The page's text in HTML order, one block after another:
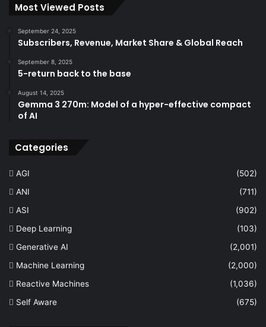
Most Viewed Posts
September 24, 2025
Subscribers, Revenue, Market Share & Global Reach
September 8, 2025
5-return back to the base
August 14, 2025
Gemma 3 270m: Model of a hyper-effective compact
of AI
Categories
AGI
(502)
ANI
(711)
ASI
(902)
Deep Learning
(103)
Generative AI
(2,001)
Machine Learning
(2,000)
Reactive Machines
(1,036)
Self Aware
(675)